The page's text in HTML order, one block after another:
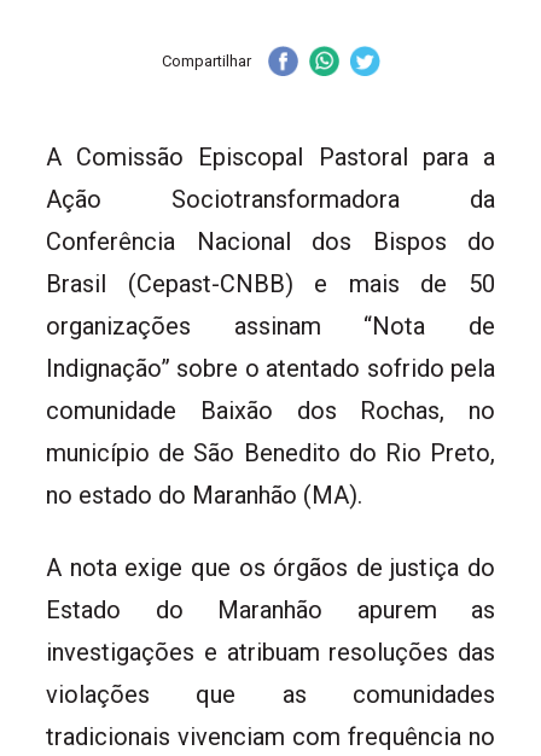
Compartilhar
A Comissão Episcopal Pastoral para a
Ação Sociotransformadora da
Conferência Nacional dos Bispos do
Brasil (Cepast-CNBB) e mais de 50
organizações assinam “Nota de
Indignação” sobre o atentado sofrido pela
comunidade Baixão dos Rochas, no
município de São Benedito do Rio Preto,
no estado do Maranhão (MA).
A nota exige que os órgãos de justiça do
Estado do Maranhão apurem as
investigações e atribuam resoluções das
violações que as comunidades
tradicionais vivenciam com frequência no